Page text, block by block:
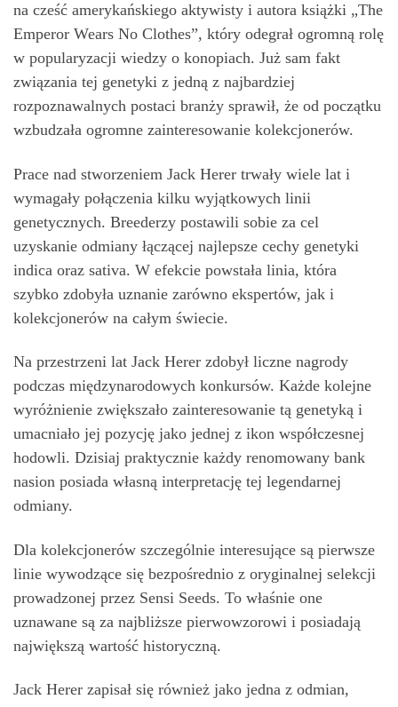
na cześć amerykańskiego aktywisty i autora książki „The
Emperor Wears No Clothes”, który odegrał ogromną rolę
w popularyzacji wiedzy o konopiach. Już sam fakt
związania tej genetyki z jedną z najbardziej
rozpoznawalnych postaci branży sprawił, że od początku
wzbudzała ogromne zainteresowanie kolekcjonerów.
Prace nad stworzeniem Jack Herer trwały wiele lat i
wymagały połączenia kilku wyjątkowych linii
genetycznych. Breederzy postawili sobie za cel
uzyskanie odmiany łączącej najlepsze cechy genetyki
indica oraz sativa. W efekcie powstała linia, która
szybko zdobyła uznanie zarówno ekspertów, jak i
kolekcjonerów na całym świecie.
Na przestrzeni lat Jack Herer zdobył liczne nagrody
podczas międzynarodowych konkursów. Każde kolejne
wyróżnienie zwiększało zainteresowanie tą genetyką i
umacniało jej pozycję jako jednej z ikon współczesnej
hodowli. Dzisiaj praktycznie każdy renomowany bank
nasion posiada własną interpretację tej legendarnej
odmiany.
Dla kolekcjonerów szczególnie interesujące są pierwsze
linie wywodzące się bezpośrednio z oryginalnej selekcji
prowadzonej przez Sensi Seeds. To właśnie one
uznawane są za najbliższe pierwowzorowi i posiadają
największą wartość historyczną.
Jack Herer zapisał się również jako jedna z odmian,